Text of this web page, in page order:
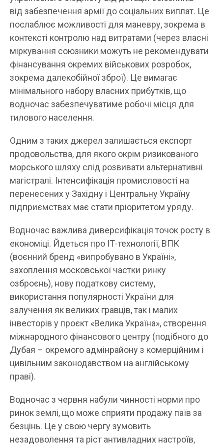
від забезпечення армії до соціальних виплат. Це
послаблює можливості для маневру, зокрема в
контексті контролю над витратами (через власні
міркування союзники можуть не рекомендувати
фінансування окремих військових розробок,
зокрема далекобійної зброї). Це вимагає
мінімального набору власних прибутків, що
водночас забезпечуватиме робочі місця для
тилового населення.
Одним з таких джерел залишається експорт
продовольства, для якого окрім ризикованого
морського шляху слід розвивати альтернативні
магістралі. Інтенсифікація промисловості на
перенесених у Західну і Центральну Україну
підприємствах має стати пріоритетом уряду.
Водночас важлива диверсифікація точок росту в
економіці. Йдеться про ІТ-технології, ВПК
(воєнний бренд «випробувано в Україні»,
захоплення московської частки ринку
озброєнь), нову податкову систему,
використання популярності України для
залучення як великих гравців, так і малих
інвесторів у проєкт «Велика Україна», створення
міжнародного фінансового центру (подібного до
Дубая – окремого адмінрайону з комерційним і
цивільним законодавством на англійському
праві).
Водночас з червня набули чинності норми про
ринок землі, що може сприяти продажу паїв за
безцінь. Це у свою чергу зумовить
незадоволення та ріст антивладних настроїв,